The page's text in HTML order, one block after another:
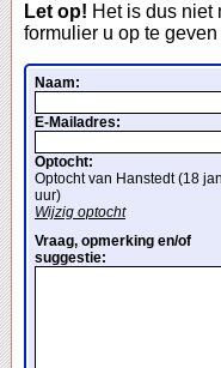
Let op! Het is dus niet
formulier u op te
Naam:
E-Mailadres:
Optocht:
Optocht van Hanstedt (18
uur)
Wijzig optocht
Vraag, opmerking en/of
suggestie: